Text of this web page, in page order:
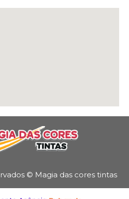
© Magia das cores tintas